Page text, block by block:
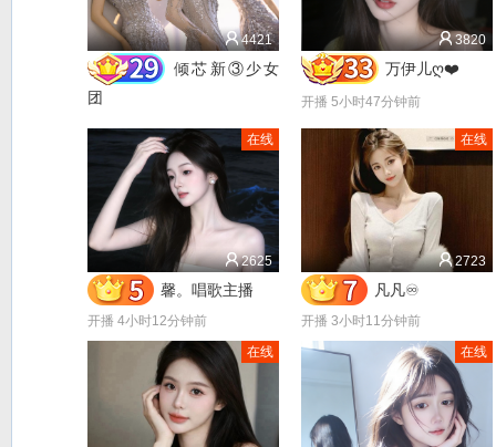
4421
倾芯新③少女
团
开播 3小时37分钟前
3820
万伊儿ღ❤️
开播 5小时47分钟前
2625
在线
馨。唱歌主播
开播 4小时12分钟前
2723
在线
凡凡♾️
开播 3小时11分钟前
在线 在线